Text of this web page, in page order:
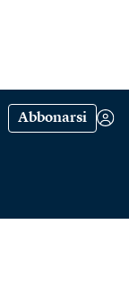
Abbonarsi